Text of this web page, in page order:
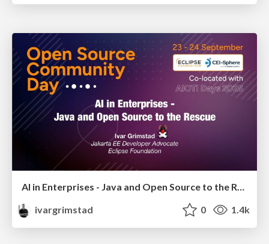
AI in Enterprises - Java and Open Source to the Rescue
ivargrimstad
0 1.4k